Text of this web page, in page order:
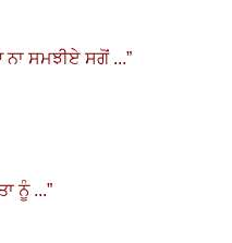
ਸਮਝੀਏ ਸਗੋਂ ...”
ਨੂੰ ...”